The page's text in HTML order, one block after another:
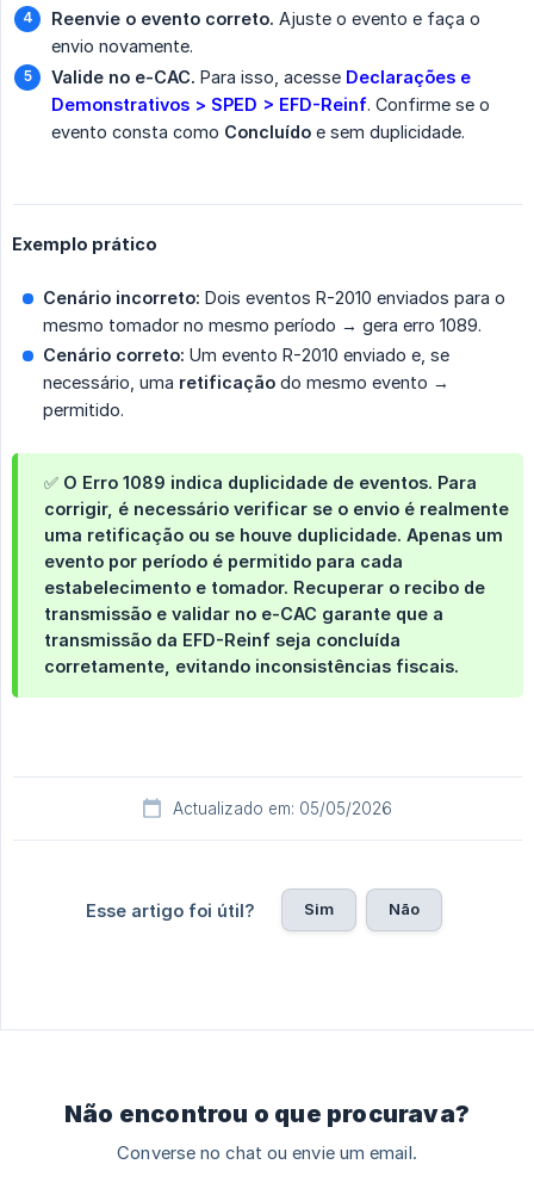
Reenvie o evento correto. Ajuste o evento e faça o
envio novamente.
Valide no e-CAC. Para isso, acesse Declarações e
Demonstrativos > SPED > EFD-Reinf. Confirme se o
evento consta como Concluído e sem duplicidade.
Exemplo prático
Cenário incorreto: Dois eventos R-2010 enviados para o
mesmo tomador no mesmo período → gera erro 1089.
Cenário correto: Um evento R-2010 enviado e, se
necessário, uma retificação do mesmo evento →
permitido.
✅ O Erro 1089 indica duplicidade de eventos. Para
corrigir, é necessário verificar se o envio é realmente
uma retificação ou se houve duplicidade. Apenas um
evento por período é permitido para cada
estabelecimento e tomador. Recuperar o recibo de
transmissão e validar no e-CAC garante que a
transmissão da EFD-Reinf seja concluída
corretamente, evitando inconsistências fiscais.
Actualizado em: 05/05/2026
Esse artigo foi útil? Sim Não
Não encontrou o que procurava?
Converse no chat ou envie um email.